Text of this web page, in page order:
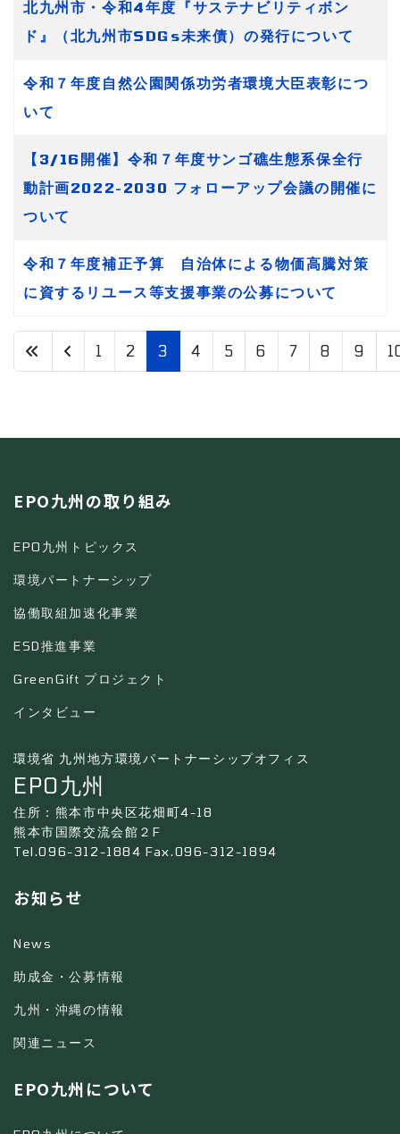
北九州市・令和4年度『サステナビリティボン
ド』（北九州市SDGs未来債）の発行について
令和７年度自然公園関係功労者環境大臣表彰につ
いて
【3/16開催】令和７年度サンゴ礁生態系保全行
動計画2022-2030 フォローアップ会議の開催に
ついて
令和７年度補正予算 自治体による物価高騰対策
に資するリユース等支援事業の公募について
3 / 34
1 2 3 4 5 6 7 8 9
EPO九州の取り組み
EPO九州トピックス
環境パートナーシップ
協働取組加速化事業
ESD推進事業
GreenGift プロジェクト
インタビュー
環境省 九州地方環境パートナーシップオフィス
EPO九州
住所：熊本市中央区花畑町4-18
熊本市国際交流会館２F
Tel.096-312-1884 Fax.096-312-1894
お知らせ
News
助成金・公募情報
九州・沖縄の情報
関連ニュース
EPO九州について